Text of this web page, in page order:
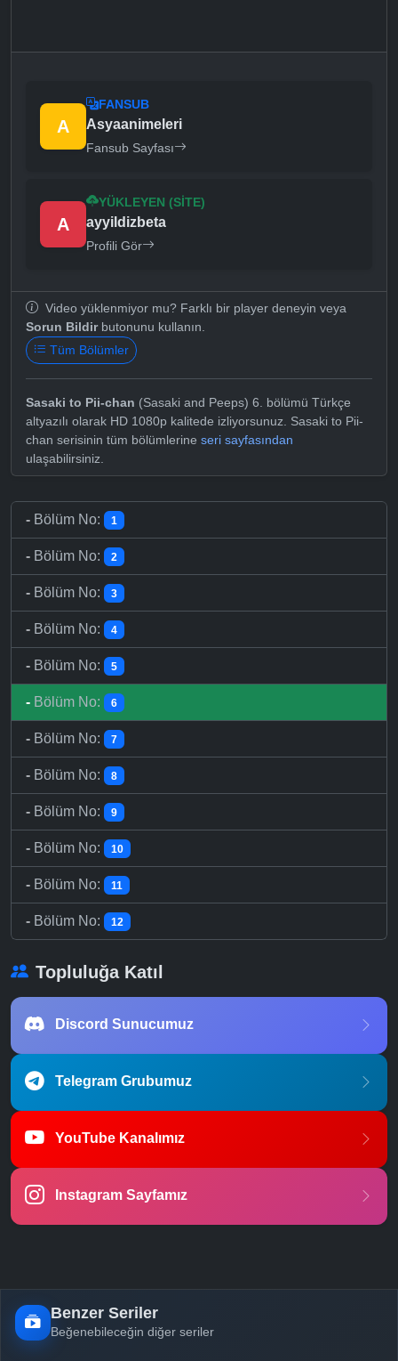
A
FANSUB
Asyaanimeleri
Fansub Sayfası
A
YÜKLEYEN (SITE)
ayyildizbeta
Profili Gör
Video yüklenmiyor mu? Farklı bir player deneyin veya
Sorun Bildirbutonunu kullanın.
Tüm Bölümler
Sasaki to Pii-chan (Sasaki and Peeps) 6. bölümü Türkçe
altyazılı olarak HD 1080p kalitede izliyorsunuz. Sasaki to Pii-
chan serisinin tüm bölümlerine seri sayfasından
ulaşabilirsiniz.
- Bölüm No: 1
- Bölüm No: 2
- Bölüm No: 3
- Bölüm No: 4
- Bölüm No: 5
- Bölüm No: 6
- Bölüm No: 7
- Bölüm No: 8
- Bölüm No: 9
- Bölüm No: 10
- Bölüm No: 11
- Bölüm No: 12
Topluluğa Katıl
Discord Sunucumuz
Telegram Grubumuz
YouTube Kanalımız
Instagram Sayfamız
Benzer Seriler
Beğenebileceğin diğer seriler